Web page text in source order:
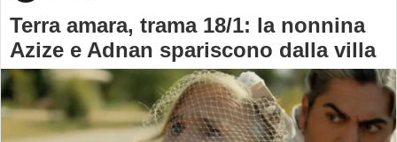
Terra amara, trama 18/1: la nonnina
Azize e Adnan spariscono dalla villa